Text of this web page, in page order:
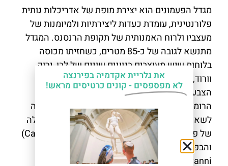
מגדל הפעמונים הוא יצירת מופת של אדריכלות גותית
פלורנטינית, עומדת כעדות ליצירתיות ולמיומנות של
מעצביו ולרוח האמנותית של תקופת הרנסנס. המגדל
מתנשא לגובה של כ-85 מטרים, כשחזיתו מכוסה
בלוחות שיש מעוצבים בגוונים שונים של לבן, ירוק
וורוד, שמקורם מאזורים שונים באיטליה. ערכת
הצבעים הזו היא מאפיין ייחודי של האדריכלות
הרומנסקית ​​והגותית של טוסקנה, ערכת צבעים זהה
לשאר המבנים בקומפלקס כיכר הדואומו- הקתדרלה
של פירנצה (Cattedrale di Santa Maria del Fiore)
והבפטיסטריום של פירנצה (Battistero di San
Giovanni).
את גלריית אקדמיה בפירנצה
לא מפספסים - קונים כרטיסים מראש!